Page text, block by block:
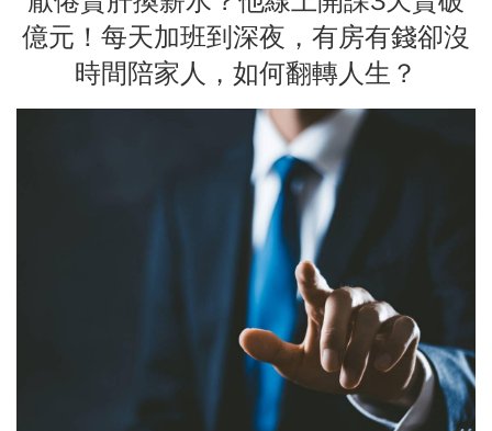
億元！每天加班到深夜，有房有錢卻沒
時間陪家人，如何翻轉人生？